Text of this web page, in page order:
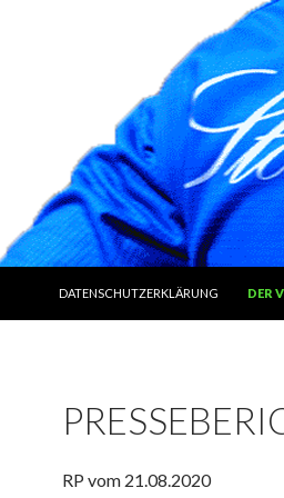
DATENSCHUTZERKLÄRUNG
DER
RP vom 21.08.2020